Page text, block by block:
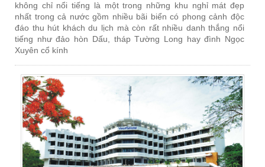
không chỉ nổi tiếng là một trong những khu nghỉ mát đẹp
nhất trong cả nước gồm nhiều bãi biển có phong cảnh độc
đáo thu hút khách du lịch mà còn rất nhiều danh thắng nổi
tiếng như đảo hòn Dấu, tháp Tường Long hay đình Ngọc
Xuyên cổ kính